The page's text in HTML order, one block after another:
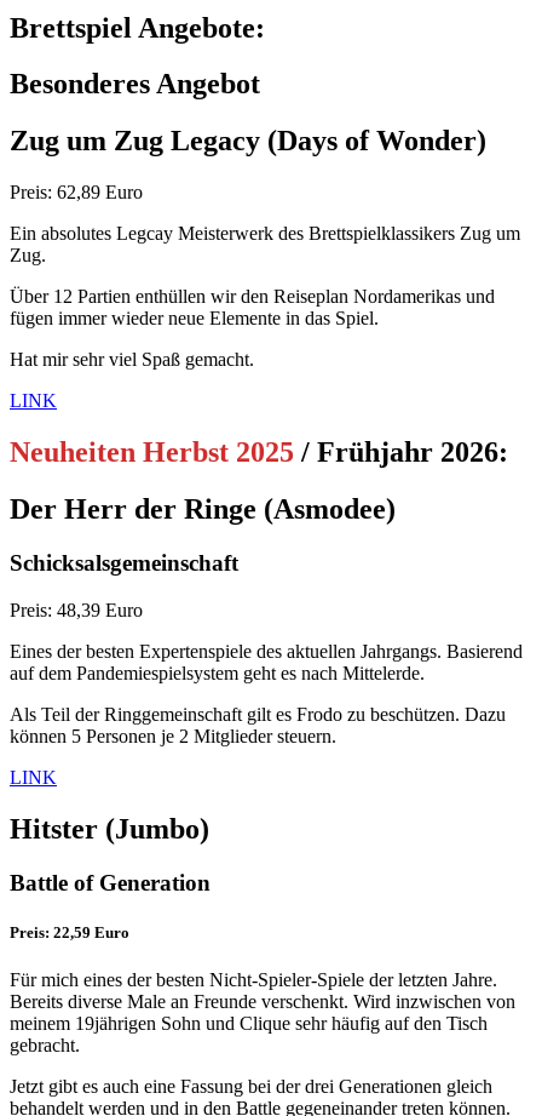
Brettspiel Angebote:
Besonderes Angebot
Zug um Zug Legacy (Days of Wonder)
Preis: 62,89 Euro
Ein absolutes Legcay Meisterwerk des Brettspielklassikers Zug um
Zug.
Über 12 Partien enthüllen wir den Reiseplan Nordamerikas und
fügen immer wieder neue Elemente in das Spiel.
Hat mir sehr viel Spaß gemacht.
LINK
Neuheiten Herbst 2025 / Frühjahr 2026:
Der Herr der Ringe (Asmodee)
Schicksalsgemeinschaft
Preis: 48,39 Euro
Eines der besten Expertenspiele des aktuellen Jahrgangs. Basierend
auf dem Pandemiespielsystem geht es nach Mittelerde.
Als Teil der Ringgemeinschaft gilt es Frodo zu beschützen. Dazu
können 5 Personen je 2 Mitglieder steuern.
LINK
Hitster (Jumbo)
Battle of Generation
Preis: 22,59 Euro
Für mich eines der besten Nicht-Spieler-Spiele der letzten Jahre.
Bereits diverse Male an Freunde verschenkt. Wird inzwischen von
meinem 19jährigen Sohn und Clique sehr häufig auf den Tisch
gebracht.
Jetzt gibt es auch eine Fassung bei der drei Generationen gleich
behandelt werden und in den Battle gegeneinander treten können.